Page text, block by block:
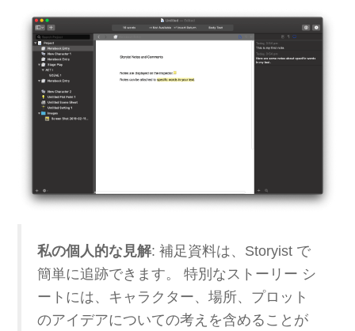
私の個人的な見解: 補足資料は、Storyist で
簡単に追跡できます。 特別なストーリー シ
ートには、キャラクター、場所、プロット
のアイデアについての考えを含めることが